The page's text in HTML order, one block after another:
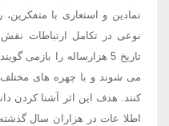
نمادین و استعاری با متفکرین،
نوعی در تکامل ارتباطات
تاریخ 5 هزارساله را بازمی
می شوند و با چهره های
کنند. هدف این اثر آشنا کردن
اطلا عات در هزاران سال